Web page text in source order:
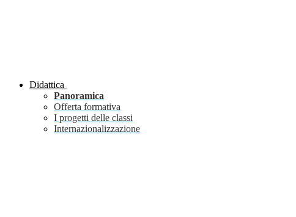
Didattica
Panoramica
Offerta formativa
I progetti delle classi
Internazionalizzazione